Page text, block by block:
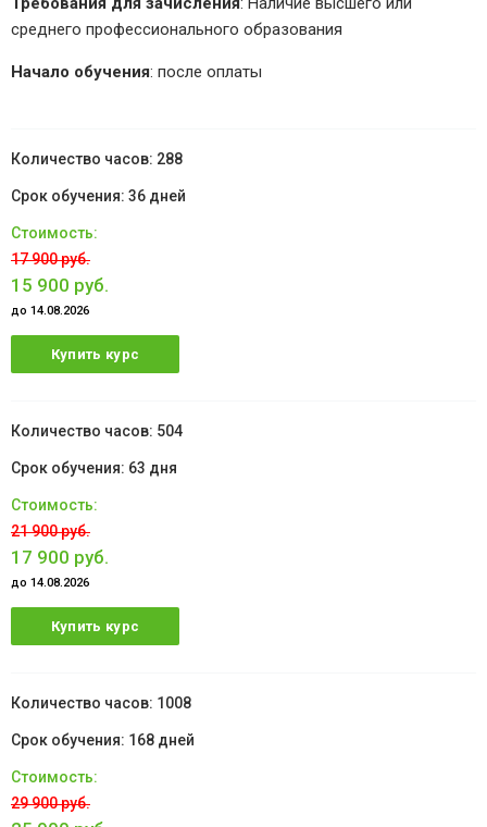
среднего профессионального образования
Начало обучения: после оплаты
288
36 дней
17 900 руб.
15 900 руб.
до 14.08.2026
Купить курс
504
63 дня
21 900 руб.
17 900 руб.
до 14.08.2026
Купить курс
1008
168 дней
29 900 руб.